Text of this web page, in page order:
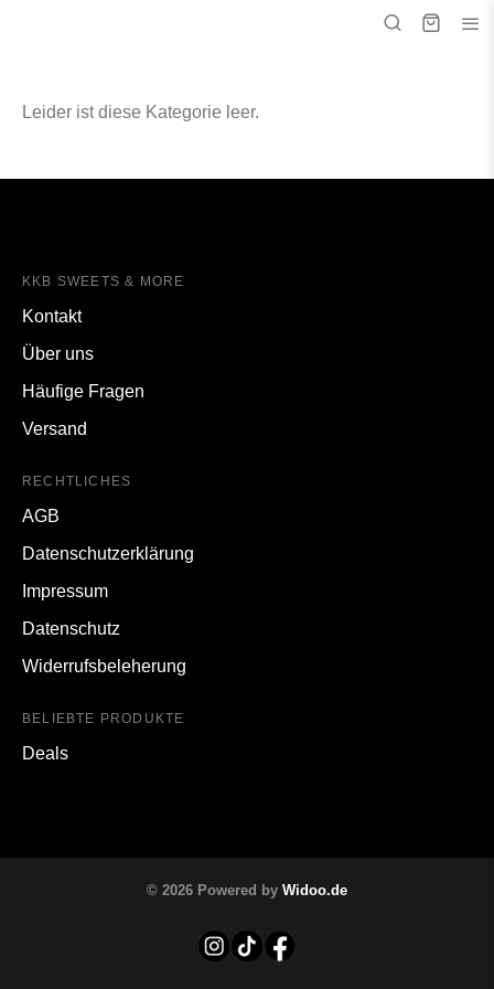
Leider ist diese Kategorie leer.
KKB SWEETS & MORE
Kontakt
Über uns
Häufige Fragen
Versand
RECHTLICHES
AGB
Datenschutzerklärung
Impressum
Datenschutz
Widerrufsbeleherung
BELIEBTE PRODUKTE
Deals
© 2026 Powered by Widoo.de